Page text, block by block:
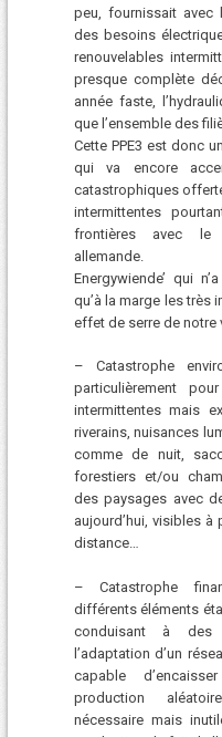
peu, fournissait avec
des besoins
renouvelables
presque complète
année faste,
que l’ensemble des
Cette PPE3 est donc
qui va encore
catastrophiques
intermittentes
frontières avec le
allemande.
Energywiende’ qui
qu’à la marge les très
effet de serre de notre
– Catastrophe
particulièrement
intermittentes mais
riverains, nuisances
comme de nuit,
forestiers et/ou
des paysages avec
aujourd’hui, visibles
distance…
– Catastrophe
différents éléments
conduisant à des
l’adaptation d’un
capable
production
nécessaire mais